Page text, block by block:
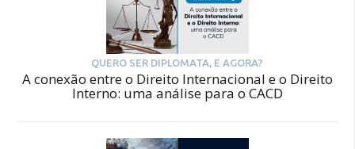
QUERO SER DIPLOMATA, E AGORA?
A conexão entre o Direito Internacional e o Direito
Interno: uma análise para o CACD